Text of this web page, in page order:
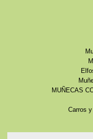
MUÑECAS
Carros